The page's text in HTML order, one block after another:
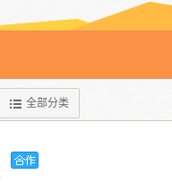
全部分类